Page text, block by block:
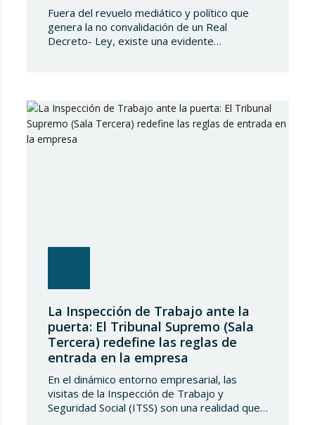
Fuera del revuelo mediático y político que
genera la no convalidación de un Real
Decreto- Ley, existe una evidente
marzo, de medidas en el alquiler en
respuesta…
La Inspección de Trabajo ante la
puerta: El Tribunal Supremo (Sala
Tercera) redefine las reglas de
entrada en la empresa
En el dinámico entorno empresarial, las
visitas de la Inspección de Trabajo y
Seguridad Social (ITSS) son una realidad que